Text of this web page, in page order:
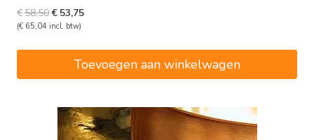
€58,50Oorspronkelijke
prijs
€58,50.
€ 53,75Huidige
(€ 65,04 incl. btw)
Toevoegen aan winkelwagen